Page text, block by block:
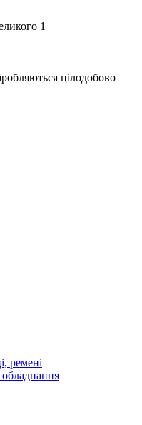
1
цілодобово
ремені
обладнання